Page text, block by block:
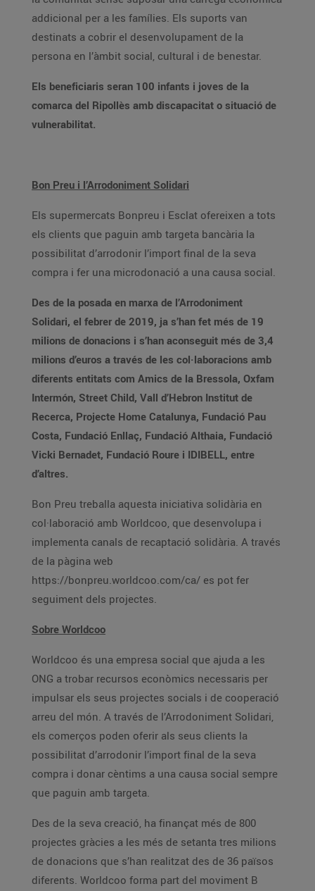
addicional per a les famílies. Els suports van
destinats a cobrir el desenvolupament de la
persona en l’àmbit social, cultural i de benestar.
Els beneficiaris seran 100 infants i joves de la
comarca del Ripollès amb discapacitat o situació de
vulnerabilitat.
Bon Preu i l’Arrodoniment Solidari
Els supermercats Bonpreu i Esclat ofereixen a tots
els clients que paguin amb targeta bancària la
possibilitat d’arrodonir l’import final de la seva
compra i fer una microdonació a una causa social.
Des de la posada en marxa de l’Arrodoniment
Solidari, el febrer de 2019, ja s’han fet més de 19
milions de donacions i s’han aconseguit més de 3,4
milions d’euros a través de les col·laboracions amb
diferents entitats com Amics de la Bressola, Oxfam
Intermón, Street Child, Vall d’Hebron Institut de
Recerca, Projecte Home Catalunya, Fundació Pau
Costa, Fundació Enllaç, Fundació Althaia, Fundació
Vicki Bernadet, Fundació Roure i IDIBELL, entre
d’altres.
Bon Preu treballa aquesta iniciativa solidària en
col·laboració amb Worldcoo, que desenvolupa i
implementa canals de recaptació solidària. A través
de la pàgina web
https://bonpreu.worldcoo.com/ca/ es pot fer
seguiment dels projectes.
Sobre Worldcoo
Worldcoo és una empresa social que ajuda a les
ONG a trobar recursos econòmics necessaris per
impulsar els seus projectes socials i de cooperació
arreu del món. A través de l’Arrodoniment Solidari,
els comerços poden oferir als seus clients la
possibilitat d’arrodonir l’import final de la seva
compra i donar cèntims a una causa social sempre
que paguin amb targeta.
Des de la seva creació, ha finançat més de 800
projectes gràcies a les més de setanta tres milions
de donacions que s’han realitzat des de 36 països
diferents. Worldcoo forma part del moviment B